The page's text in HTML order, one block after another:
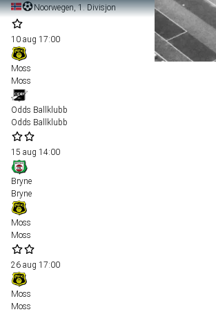
Noorwegen, 1. Divisjon
10 aug 17:00
Moss
Moss
Odds Ballklubb
Odds Ballklubb
15 aug 14:00
Bryne
Bryne
Moss
Moss
26 aug 17:00
Moss
Moss